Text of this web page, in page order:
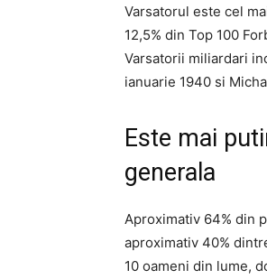
Varsatorul este cel
12,5% din Top 100
Varsatorii miliardari
ianuarie 1940 si
Este mai
generala
Aproximativ 64% din
aproximativ 40%
10 oameni din lume,